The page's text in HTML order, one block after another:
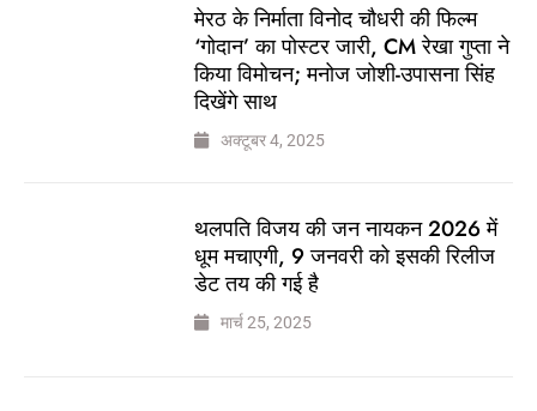
मेरठ के निर्माता विनोद चौधरी की फिल्म
‘गोदान’ का पोस्टर जारी, CM रेखा गुप्ता ने
किया विमोचन; मनोज जोशी-उपासना सिंह
दिखेंगे साथ
अक्टूबर 4, 2025
थलपति विजय की जन नायकन 2026 में
धूम मचाएगी, 9 जनवरी को इसकी रिलीज
डेट तय की गई है
मार्च 25, 2025